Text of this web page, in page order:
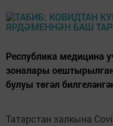
Республика медицина
зоналары
булуы төгәл
Татарстан халкына